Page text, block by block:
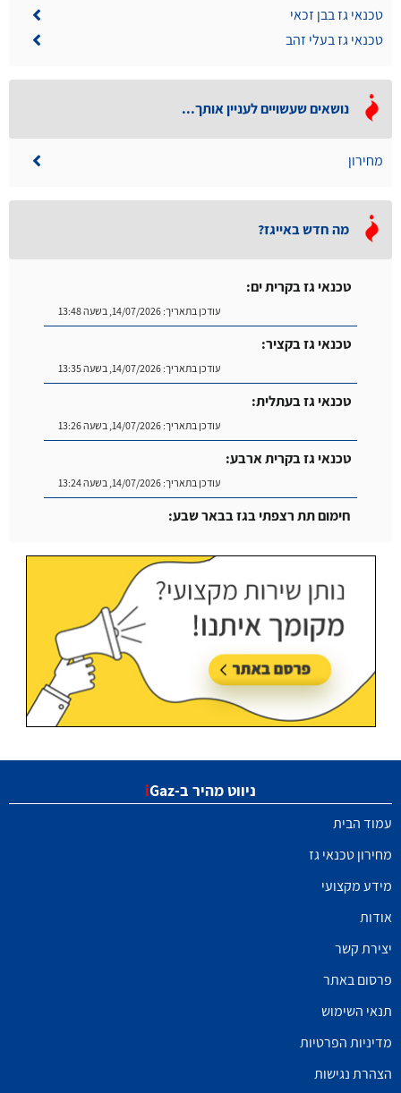
טכנאי גז בבן זכאי
טכנאי גז בעלי זהב
נושאים שעשויים לעניין אותך...
מחירון
מה חדש באייגז?
טכנאי גז בקרית ים:
עודכן בתאריך:14/07/2026, בשעה 13:48
טכנאי גז בקציר:
עודכן בתאריך:14/07/2026, בשעה 13:35
טכנאי גז בעתלית:
עודכן בתאריך:14/07/2026, בשעה 13:26
טכנאי גז בקרית ארבע:
עודכן בתאריך:14/07/2026, בשעה 13:24
חימום תת רצפתי בגז בבאר שבע:
ניווט מהיר ב- iGaz
עמוד הבית
מחירון טכנאי גז
מידע מקצועי
אודות
יצירת קשר
פרסום באתר
תנאי השימוש
מדיניות הפרטיות
הצהרת נגישות